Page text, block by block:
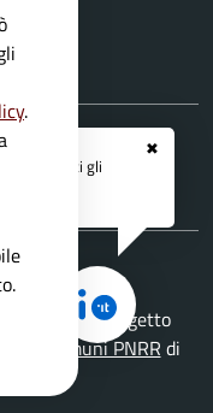
✖
e ricevi tutti gli
è un progetto
Comuni PNRR di
.